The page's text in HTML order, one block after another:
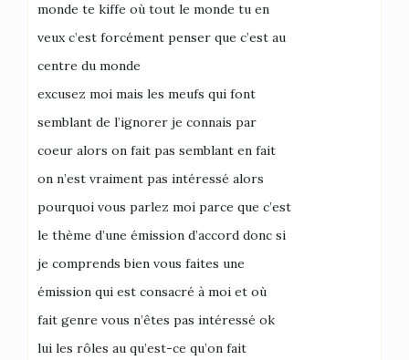
monde te kiffe où tout le monde tu en
veux c’est forcément penser que c’est au
centre du monde
excusez moi mais les meufs qui font
semblant de l’ignorer je connais par
coeur alors on fait pas semblant en fait
on n’est vraiment pas intéressé alors
pourquoi vous parlez moi parce que c’est
le thème d’une émission d’accord donc si
je comprends bien vous faites une
émission qui est consacré à moi et où
fait genre vous n’êtes pas intéressé ok
lui les rôles au qu’est-ce qu’on fait